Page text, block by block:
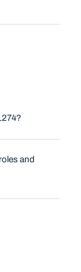
and